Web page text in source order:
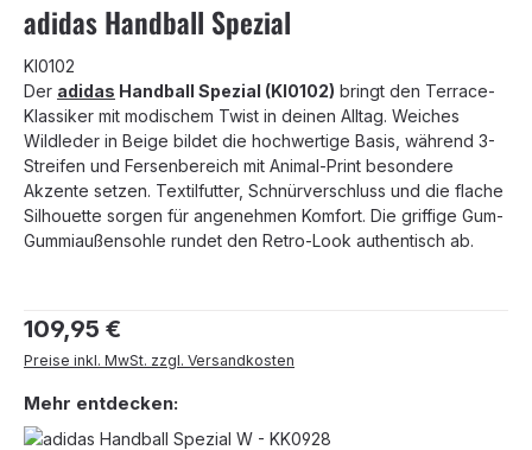
adidas Handball Spezial
KI0102
Der adidas Handball Spezial (KI0102) bringt den Terrace-
Klassiker mit modischem Twist in deinen Alltag. Weiches
Wildleder in Beige bildet die hochwertige Basis, während 3-
Streifen und Fersenbereich mit Animal-Print besondere
Akzente setzen. Textilfutter, Schnürverschluss und die flache
Silhouette sorgen für angenehmen Komfort. Die griffige Gum-
Gummiaußensohle rundet den Retro-Look authentisch ab.
Regulärer Preis:
109,95 €
Preise inkl. MwSt. zzgl. Versandkosten
Mehr entdecken: